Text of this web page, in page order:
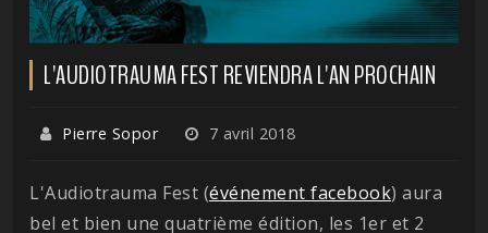
L'AUDIOTRAUMA FEST REVIENDRA L'AN PROCHAIN
Pierre Sopor 7 avril 2018
L'Audiotrauma Fest (événement facebook) aura
bel et bien une quatrième édition, les 1er et 2